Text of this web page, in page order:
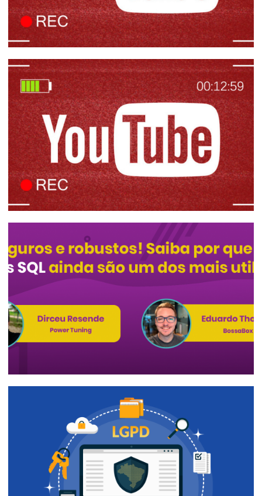
Mais 6 lives que participei para vocês
assistirem sobre Power BI, Big Data,
Carreira na área de dados, MySQL,
Postgres e muito mais (25/04/2020 a
13/05/2020)
13 de maio de 2020 2 min de leitura
Três Eventos Online e GRATUITOS que
vou participar essa semana (20/04/2020
a 24/04/2020)
20 de abril de 2020 1 min de leitura
Entrevista para a Live University (20/01)
e Live de Big Data no canal Coding Night
27 de janeiro de 2020 1 min de leitura